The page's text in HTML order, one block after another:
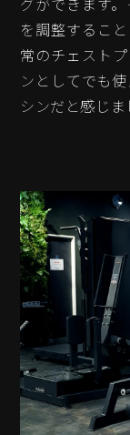
を調整するこ
常のチェスト
ンとしてでも
シンだと感じま